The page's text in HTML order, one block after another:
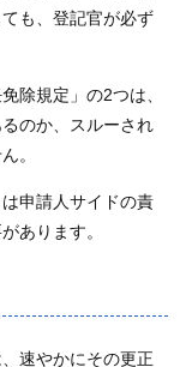
も、登記官が必ず
除規定」の2つは、
のか、スルーされ
。
申請人サイドの責
あります。
速やかにその更正